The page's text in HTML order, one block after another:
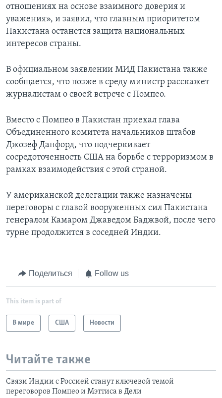
отношениях на основе взаимного доверия и
уважения», и заявил, что главным приоритетом
Пакистана останется защита национальных
интересов страны.
В официальном заявлении МИД Пакистана также
сообщается, что позже в среду министр расскажет
журналистам о своей встрече с Помпео.
Вместо с Помпео в Пакистан приехал глава
Объединенного комитета начальников штабов
Джозеф Данфорд, что подчеркивает
сосредоточенность США на борьбе с терроризмом в
рамках взаимодействия с этой страной.
У американской делегации также назначены
переговоры с главой вооруженных сил Пакистана
генералом Камаром Джаведом Баджвой, после чего
турне продолжится в соседней Индии.
Поделиться Follow us
This item is part of
В мире США Новости
Читайте также
Связи Индии с Россией станут ключевой темой
переговоров Помпео и Мэттиса в Дели